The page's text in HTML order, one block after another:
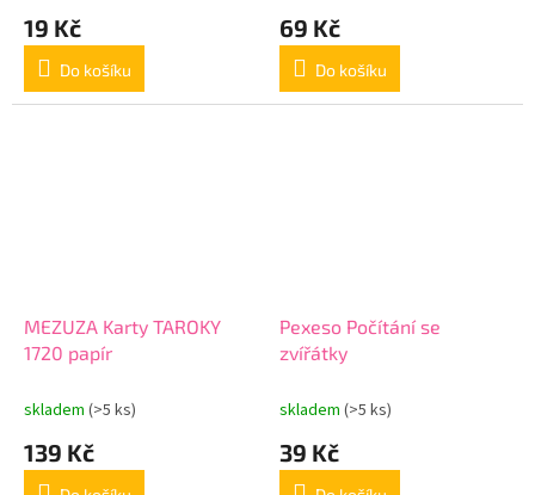
19 Kč
Do košíku
69 Kč
Do košíku
MEZUZA Karty TAROKY
1720 papír
skladem (>5 ks)
139 Kč
Pexeso Počítání se
zvířátky
skladem (>5 ks)
39 Kč